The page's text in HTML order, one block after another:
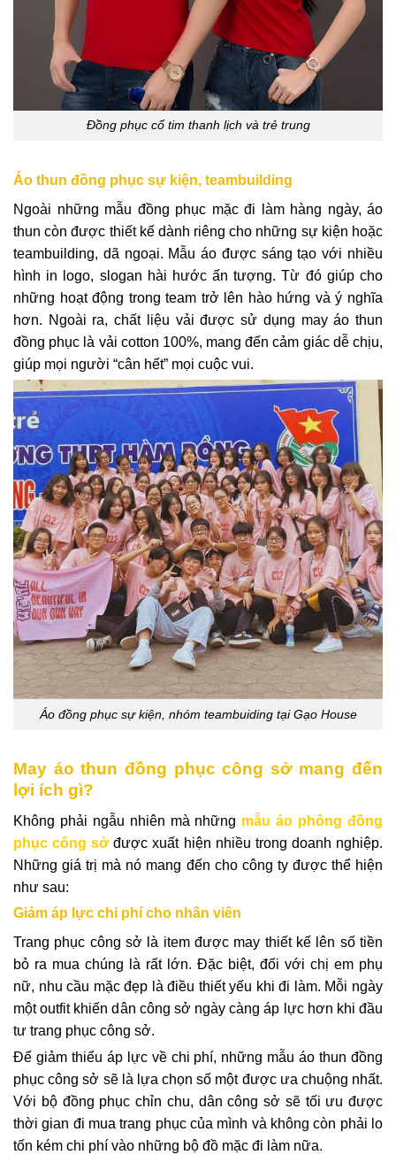
Đồng phục cổ tim thanh lịch và trẻ trung
Áo thun đồng phục sự kiện, teambuilding
Ngoài những mẫu đồng phục mặc đi làm hàng ngày, áo
thun còn được thiết kế dành riêng cho những sự kiện hoặc
teambuilding, dã ngoại. Mẫu áo được sáng tạo với nhiều
hình in logo, slogan hài hước ấn tượng. Từ đó giúp cho
những hoạt động trong team trở lên hào hứng và ý nghĩa
hơn. Ngoài ra, chất liệu vải được sử dụng may áo thun
đồng phục là vải cotton 100%, mang đến cảm giác dễ chịu,
giúp mọi người “cân hết” mọi cuộc vui.
Áo đồng phục sự kiện, nhóm teambuiding tại Gạo House
May áo thun đồng phục công sở mang đến
lợi ích gì?
Không phải ngẫu nhiên mà những mẫu áo phông đồng
phục công sởđược xuất hiện nhiều trong doanh nghiệp.
Những giá trị mà nó mang đến cho công ty được thể hiện
như sau:
Giảm áp lực chi phí cho nhân viên
Trang phục công sở là item được may thiết kế lên số tiền
bỏ ra mua chúng là rất lớn. Đặc biệt, đối với chị em phụ
nữ, nhu cầu mặc đẹp là điều thiết yếu khi đi làm. Mỗi ngày
một outfit khiến dân công sở ngày càng áp lực hơn khi đầu
tư trang phục công sở.
Để giảm thiểu áp lực về chi phí, những mẫu áo thun đồng
phục công sở sẽ là lựa chọn số một được ưa chuộng nhất.
Với bộ đồng phục chỉn chu, dân công sở sẽ tối ưu được
thời gian đi mua trang phục của mình và không còn phải lo
tốn kém chi phí vào những bộ đồ mặc đi làm nữa.